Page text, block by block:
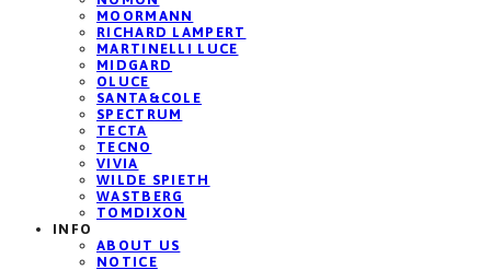
MOORMANN
RICHARD LAMPERT
MARTINELLI LUCE
MIDGARD
OLUCE
SANTA&COLE
SPECTRUM
TECTA
TECNO
VIVIA
WILDE SPIETH
WASTBERG
TOMDIXON
INFO
ABOUT US
NOTICE